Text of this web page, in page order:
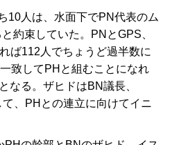
10人は、水面下でPN代表のム
約束していた。
PN とGPS、
ば112人でちょうど過半数に
致してPHと組むことになれ
なる。ザヒドはBN議長、
、 PH との連立に向けてイニ